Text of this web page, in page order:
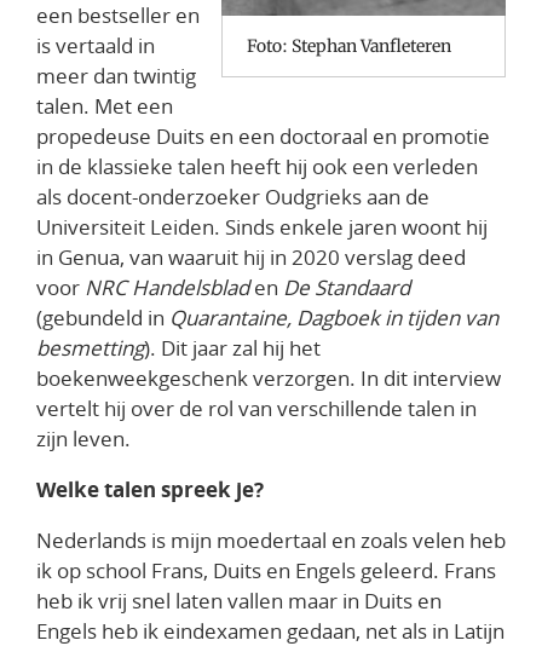
Foto: Stephan Vanfleteren
een bestseller en
is vertaald in
meer dan twintig
talen. Met een
propedeuse Duits en een doctoraal en promotie
in de klassieke talen heeft hij ook een verleden
als docent-onderzoeker Oudgrieks aan de
Universiteit Leiden. Sinds enkele jaren woont hij
in Genua, van waaruit hij in 2020 verslag deed
voor NRC Handelsbladen De Standaard
(gebundeld in Quarantaine, Dagboek in tijden van
besmetting). Dit jaar zal hij het
boekenweekgeschenk verzorgen. In dit interview
vertelt hij over de rol van verschillende talen in
zijn leven.
Welke talen spreek je?
Nederlands is mijn moedertaal en zoals velen heb
ik op school Frans, Duits en Engels geleerd. Frans
heb ik vrij snel laten vallen maar in Duits en
Engels heb ik eindexamen gedaan, net als in Latijn